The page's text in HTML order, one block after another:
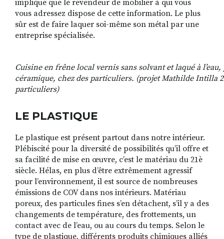
implique que le revendeur de mobilier à qui vous
vous adressez dispose de cette information. Le plus
sûr est de faire laquer soi-même son métal par une
entreprise spécialisée.
Cuisine en frêne local vernis sans solvant et laqué à
céramique, chez des particuliers. (projet Mathilde Intilla
particuliers)
LE PLASTIQUE
Le plastique est présent partout dans notre intérieur.
Plébiscité pour la diversité de possibilités qu’il offre et
sa facilité de mise en œuvre, c’est le matériau du 21è
siècle. Hélas, en plus d’être extrêmement agressif
pour l’environnement, il est source de nombreuses
émissions de COV dans nos intérieurs. Matériau
poreux, des particules fines s’en détachent, s’il y a des
changements de température, des frottements, un
contact avec de l’eau, ou au cours du temps. Selon le
type de plastique, différents produits chimiques alliés